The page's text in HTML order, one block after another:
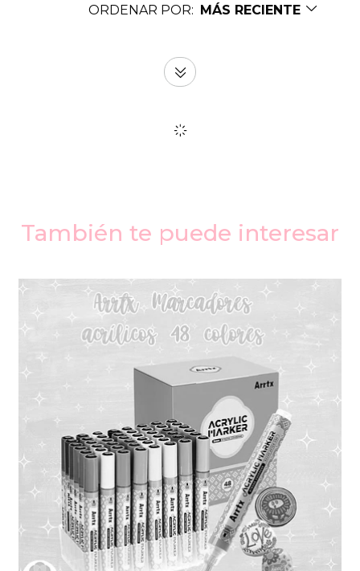
ORDENAR POR: MÁS RECIENTE
También te puede interesar